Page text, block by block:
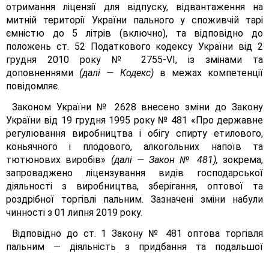
отримання ліцензії для відпуску, відвантаження на
митній території України пального у споживчій тарі
ємністю до 5 літрів (включно), та відповідно до
положень ст. 52 Податкового кодексу України від 2
грудня 2010 року № 2755-VІ, із змінами та
доповненнями (далі — Кодекс) в межах компетенції
повідомляє.
Законом України № 2628 внесено зміни до Закону
України від 19 грудня 1995 року № 481 «Про державне
регулювання виробництва і обігу спирту етилового,
коньячного і плодового, алкогольних напоїв та
тютюнових виробів» (далі — Закон № 481), зокрема,
запроваджено ліцензування видів господарської
діяльності з виробництва, зберігання, оптової та
роздрібної торгівлі пальним. Зазначені зміни набули
чинності з 01 липня 2019 року.
Відповідно до ст. 1 Закону № 481 оптова торгівля
пальним — діяльність з придбання та подальшої